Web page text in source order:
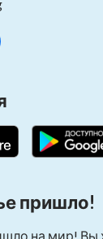
пришло!
на мир! Вы